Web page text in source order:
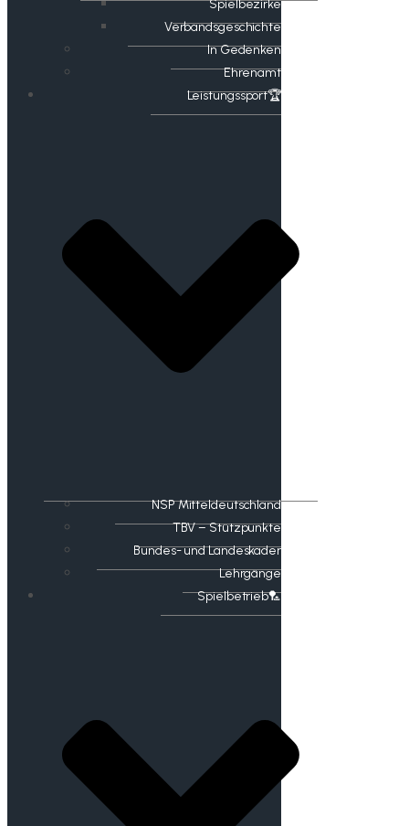
Spielbezirke
Verbandsgeschichte
In Gedenken
Ehrenamt
​Leistungssport🏆
NSP Mitteldeutschland
TBV – Stützpunkte
Bundes- und Landeskader
Lehrgänge
Spielbetrieb🏸